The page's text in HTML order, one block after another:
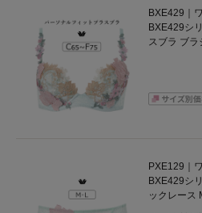
BXE429｜
BXE429シ
スブラ ブラ
PXE129｜
BXE429シ
ックレース